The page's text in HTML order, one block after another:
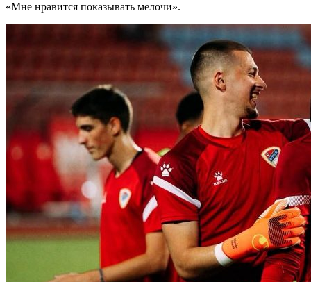
«Мне нравится показывать мелочи».